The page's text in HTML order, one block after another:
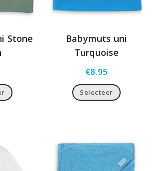
Stone
Babymuts uni
Turquoise
€8.95
Selecteer